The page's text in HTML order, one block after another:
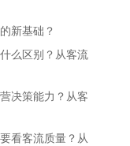
新基础？
么区别？从客流
决策能力？从客
看客流质量？从